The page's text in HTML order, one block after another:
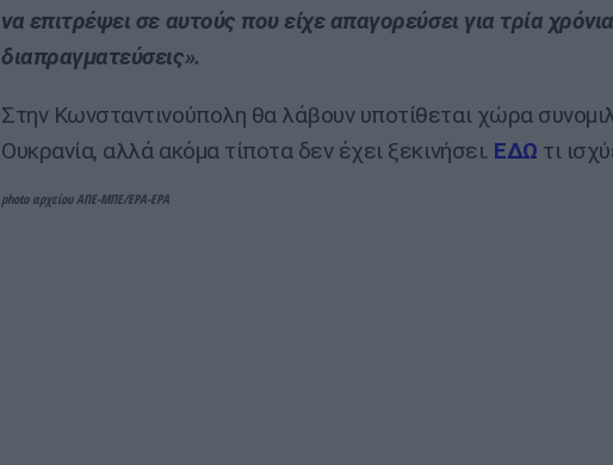
να επιτρέψει σε αυτούς που είχε απαγορεύσει για τρία
διαπραγματεύσεις».
Στην Κωνσταντινούπολη θα λάβουν υποτίθεται χώρα
Ουκρανία, αλλά ακόμα τίποτα δεν έχει ξεκινήσει. ΕΔΩ τι
photo αρχείου ΑΠΕ-ΜΠΕ/EPA-EPA